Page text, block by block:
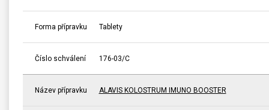
Forma přípravku Tablety
Číslo schválení 176-03/C
Název přípravku ALAVIS KOLOSTRUM IMUNO BOOSTER